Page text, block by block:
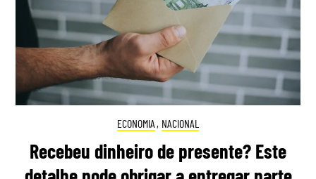
ECONOMIA , NACIONAL
Recebeu dinheiro de presente? Este